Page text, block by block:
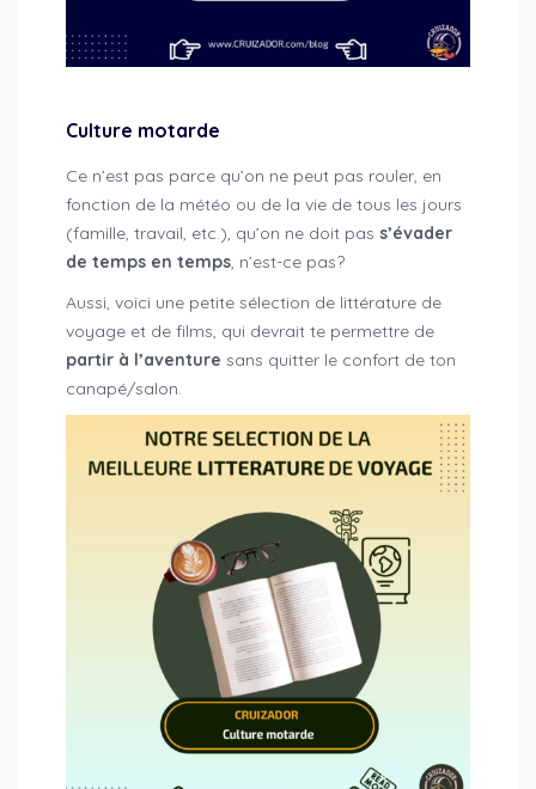
Culture motarde
Ce n’est pas parce qu’on ne peut pas rouler, en
fonction de la météo ou de la vie de tous les jours
(famille, travail, etc.), qu’on ne doit pas s’évader
de temps en temps, n’est-ce pas?
Aussi, voici une petite sélection de littérature de
voyage et de films, qui devrait te permettre de
partir à l’aventure sans quitter le confort de ton
canapé/salon.